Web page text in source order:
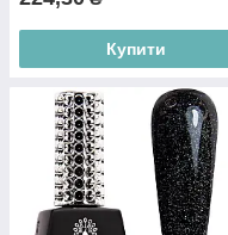
Купити